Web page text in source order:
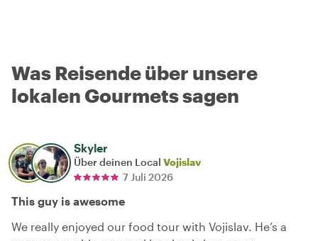
Was Reisende über unsere
lokalen Gourmets sagen
Skyler
Über deinen Local Vojislav
7 Juli 2026
This guy is awesome
We really enjoyed our food tour with Vojislav. He’s a